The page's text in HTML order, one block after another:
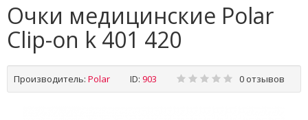
Очки медицинские Polar
Clip-on k 401 420
Производитель: Polar ID: 903 0 отзывов